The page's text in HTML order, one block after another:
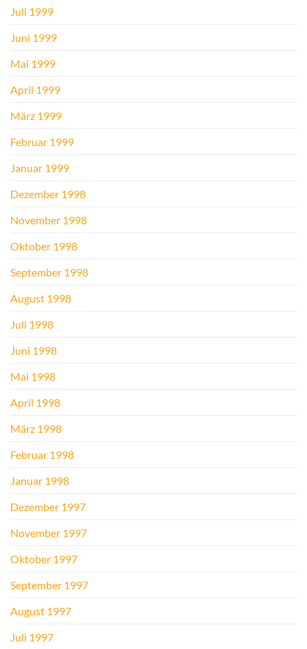
Juli 1999
Juni 1999
Mai 1999
April 1999
März 1999
Februar 1999
Januar 1999
Dezember 1998
November 1998
Oktober 1998
September 1998
August 1998
Juli 1998
Juni 1998
Mai 1998
April 1998
März 1998
Februar 1998
Januar 1998
Dezember 1997
November 1997
Oktober 1997
September 1997
August 1997
Juli 1997